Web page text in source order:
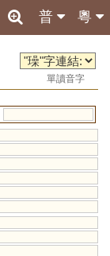
粵
普
單讀音字